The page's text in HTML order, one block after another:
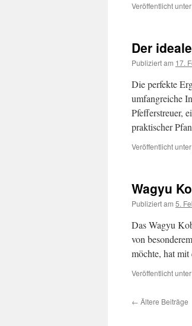
Veröffentlicht unter
Der
Publiziert am 17.
Die perfekte
umfangreiche
Pfefferstreuer,
praktischer
Veröffentlicht unter
Wagyu
Publiziert am 5.
Das Wagyu
von
möchte, hat
Veröffentlicht unter
← Ältere Beiträge